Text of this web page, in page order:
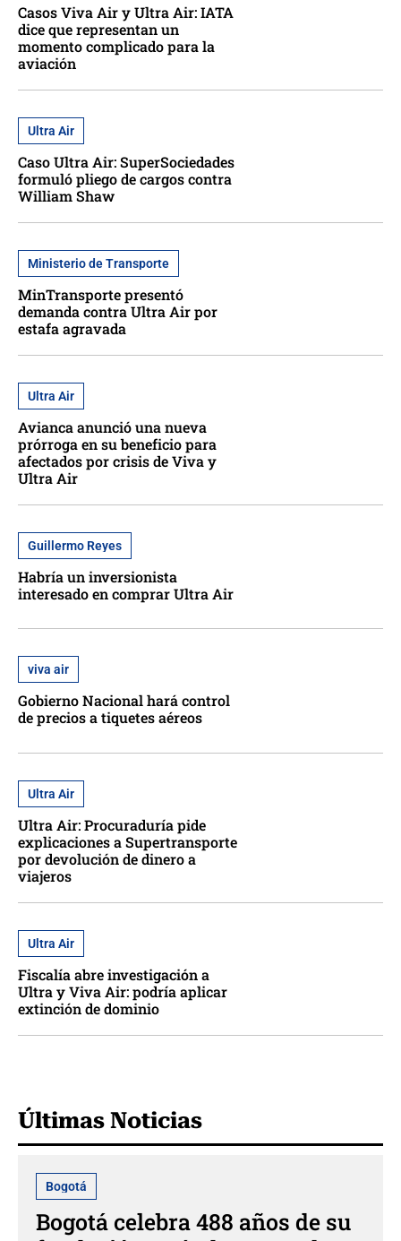
Casos Viva Air y Ultra Air: IATA
dice que representan un
momento complicado para la
aviación
Ultra Air
Caso Ultra Air: SuperSociedades
formuló pliego de cargos contra
William Shaw
Ministerio de Transporte
MinTransporte presentó
demanda contra Ultra Air por
estafa agravada
Ultra Air
Avianca anunció una nueva
prórroga en su beneficio para
afectados por crisis de Viva y
Ultra Air
Guillermo Reyes
Habría un inversionista
interesado en comprar Ultra Air
viva air
Gobierno Nacional hará control
de precios a tiquetes aéreos
Ultra Air
Ultra Air: Procuraduría pide
explicaciones a Supertransporte
por devolución de dinero a
viajeros
Ultra Air
Fiscalía abre investigación a
Ultra y Viva Air: podría aplicar
extinción de dominio
Últimas Noticias
Bogotá
Bogotá celebra 488 años de su